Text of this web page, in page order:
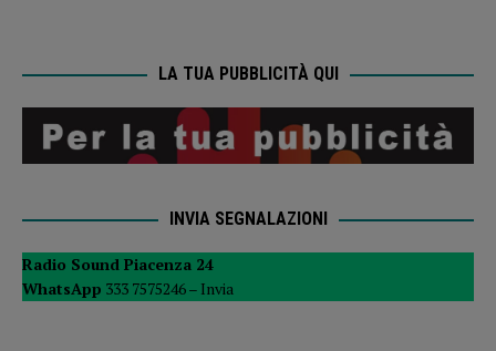
LA TUA PUBBLICITÀ QUI
INVIA SEGNALAZIONI
Radio Sound Piacenza 24
WhatsApp 333 7575246 – Invia